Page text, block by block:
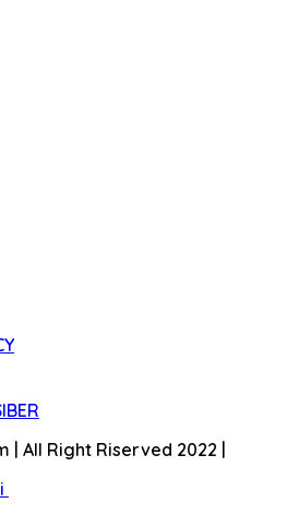
| All Right Riserved 2022 |